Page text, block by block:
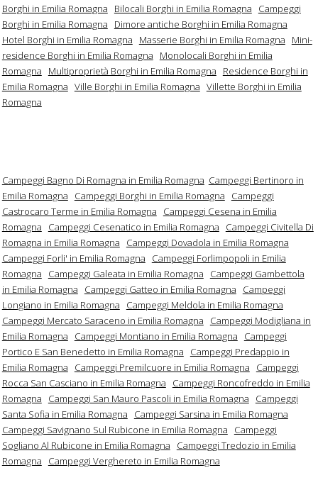
Borghi in Emilia Romagna
Bilocali Borghi in Emilia Romagna
Campeggi
Borghi in Emilia Romagna
Dimore antiche Borghi in Emilia Romagna
Hotel Borghi in Emilia Romagna
Masserie Borghi in Emilia Romagna
Mini-
residence Borghi in Emilia Romagna
Monolocali Borghi in Emilia
Romagna
Multiproprietà Borghi in Emilia Romagna
Residence Borghi in
Emilia Romagna Ville Borghi in Emilia Romagna Villette Borghi in Emilia
Romagna
Campeggi Bagno Di Romagna in Emilia Romagna Campeggi Bertinoro in
Emilia Romagna
Campeggi Borghi in Emilia Romagna
Campeggi
Castrocaro Terme in Emilia Romagna
Campeggi Cesena in Emilia
Romagna
Campeggi Cesenatico in Emilia Romagna
Campeggi Civitella Di
Romagna in Emilia Romagna
Campeggi Dovadola in Emilia Romagna
Campeggi Forli' in Emilia Romagna
Campeggi Forlimpopoli in Emilia
Romagna
Campeggi Galeata in Emilia Romagna
Campeggi Gambettola
in Emilia Romagna
Campeggi Gatteo in Emilia Romagna
Campeggi
Longiano in Emilia Romagna
Campeggi Meldola in Emilia Romagna
Campeggi Mercato Saraceno in Emilia Romagna
Campeggi Modigliana in
Emilia Romagna
Campeggi Montiano in Emilia Romagna
Campeggi
Portico E San Benedetto in Emilia Romagna
Campeggi Predappio in
Emilia Romagna
Campeggi Premilcuore in Emilia Romagna
Campeggi
Rocca San Casciano in Emilia Romagna
Campeggi Roncofreddo in Emilia
Romagna
Campeggi San Mauro Pascoli in Emilia Romagna
Campeggi
Santa Sofia in Emilia Romagna
Campeggi Sarsina in Emilia Romagna
Campeggi Savignano Sul Rubicone in Emilia Romagna
Campeggi
Sogliano Al Rubicone in Emilia Romagna
Campeggi Tredozio in Emilia
Romagna
Campeggi Verghereto in Emilia Romagna